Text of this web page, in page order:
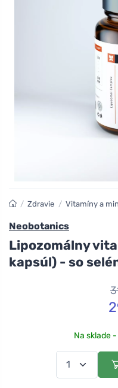
/ Zdravie / Vitamíny a
Neobotanics
Lipozomálny
kapsúl) - so
Na sklade